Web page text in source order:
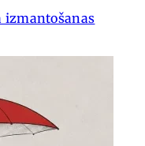
izmantošanas